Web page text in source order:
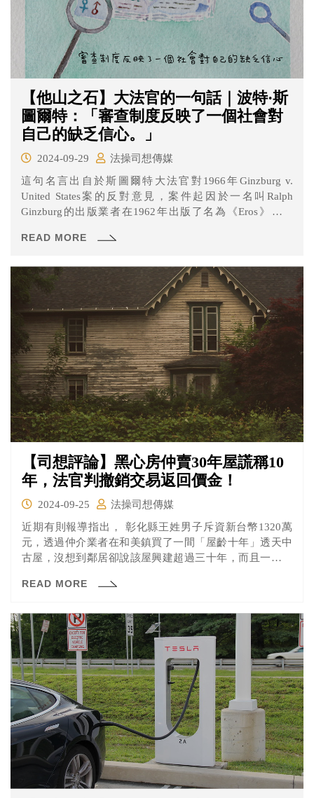
【他山之石】大法官的一句話｜波特·斯
圖爾特：「審查制度反映了一個社會對
自己的缺乏信心。」
2024-09-29
法操司想傳媒
這句名言出自於斯圖爾特大法官對1966年Ginzburg v.
United States案的反對意見，案件起因於一名叫Ralph
Ginzburg的出版業者在1962年出版了名為《Eros》的雜
材，而被指控違反《聯邦淫穢法》而不得不停刊，
的判決無誤，最終Ginzburg被判處5年有期徒刑，不過在8
個月後就獲得假釋。
READ MORE
【司想評論】黑心房仲賣30年屋謊稱10
年，法官判撤銷交易返回價金！
2024-09-25
法操司想傳媒
近期有則報導指出， 彰化縣王姓男子斥資新台幣1320萬
元，透過仲介業者在和美鎮買了一間「屋齡十年」透天中
古屋，沒想到鄰居卻說該屋興建超過三十年，而且一度還
「輕屋齡」的中古屋，沒想到卻高價買到三十年屋齡的房
仲介在簽約時未揭露此重要訊息，因此判處撤銷交易。
READ MORE